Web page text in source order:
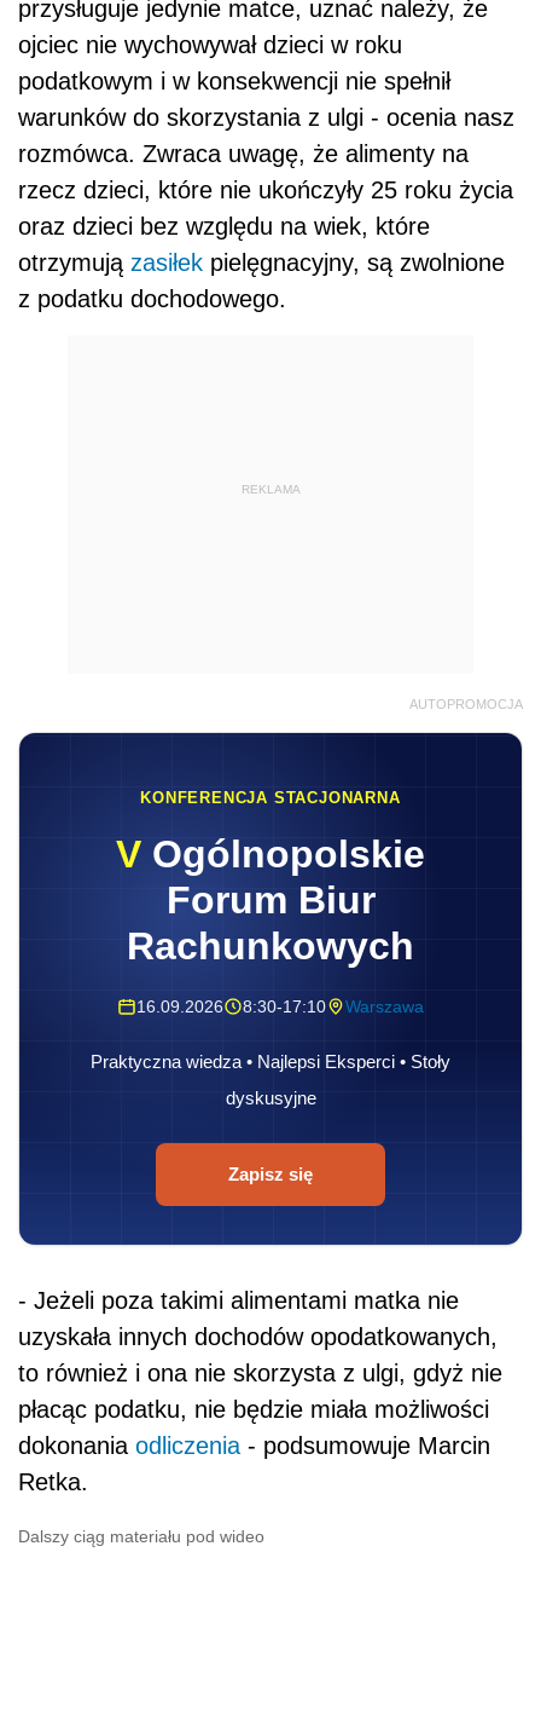
przysługuje jedynie matce, uznać należy, że
ojciec nie wychowywał dzieci w roku
podatkowym i w konsekwencji nie spełnił
warunków do skorzystania z ulgi - ocenia nasz
rozmówca. Zwraca uwagę, że alimenty na
rzecz dzieci, które nie ukończyły 25 roku życia
oraz dzieci bez względu na wiek, które
otrzymują zasiłek pielęgnacyjny, są zwolnione
z podatku dochodowego.
REKLAMA
AUTOPROMOCJA
KONFERENCJA STACJONARNA
V Ogólnopolskie
Forum Biur
Rachunkowych
16.09.2026 8:30-17:10 Warszawa
Praktyczna wiedza • Najlepsi Eksperci • Stoły
dyskusyjne
Zapisz się
- Jeżeli poza takimi alimentami matka nie
uzyskała innych dochodów opodatkowanych,
to również i ona nie skorzysta z ulgi, gdyż nie
płacąc podatku, nie będzie miała możliwości
dokonania odliczenia - podsumowuje Marcin
Retka.
Dalszy ciąg materiału pod wideo